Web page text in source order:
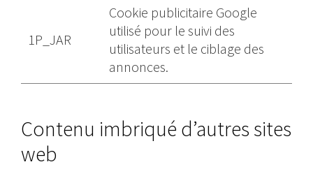
1P_JAR
Cookie publicitaire Google
utilisé pour le suivi des
utilisateurs et le ciblage des
annonces.
Contenu imbriqué d’autres sites
web